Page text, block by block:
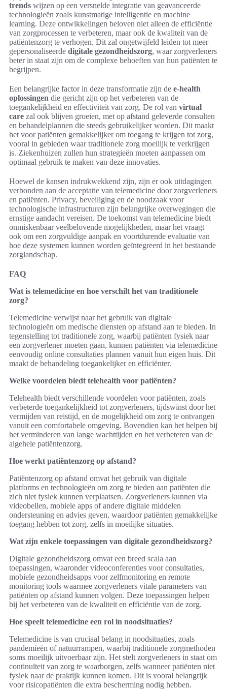
trends wijzen op een versnelde integratie van geavanceerde
technologieën zoals kunstmatige intelligentie en machine
learning. Deze ontwikkelingen beloven niet alleen de efficiëntie
van zorgprocessen te verbeteren, maar ook de kwaliteit van de
patiëntenzorg te verhogen. Dit zal ongetwijfeld leiden tot meer
gepersonaliseerde digitale gezondheidszorg, waar zorgverleners
beter in staat zijn om de complexe behoeften van hun patiënten te
begrijpen.
Een belangrijke factor in deze transformatie zijn de e-health
oplossingen die gericht zijn op het verbeteren van de
toegankelijkheid en effectiviteit van zorg. De rol van virtual
care zal ook blijven groeien, met op afstand geleverde consulten
en behandelplannen die steeds gebruikelijker worden. Dit maakt
het voor patiënten gemakkelijker om toegang te krijgen tot zorg,
vooral in gebieden waar traditionele zorg moeilijk te verkrijgen
is. Ziekenhuizen zullen hun strategieën moeten aanpassen om
optimaal gebruik te maken van deze innovaties.
Hoewel de kansen indrukwekkend zijn, zijn er ook uitdagingen
verbonden aan de acceptatie van telemedicine door zorgverleners
en patiënten. Privacy, beveiliging en de noodzaak voor
technologische infrastructuren zijn belangrijke overwegingen die
ernstige aandacht vereisen. De toekomst van telemedicine biedt
onmiskenbaar veelbelovende mogelijkheden, maar het vraagt
ook om een zorgvuldige aanpak en voortdurende evaluatie van
hoe deze systemen kunnen worden geïntegreerd in het bestaande
zorglandschap.
FAQ
Wat is telemedicine en hoe verschilt het van traditionele
zorg?
Telemedicine verwijst naar het gebruik van digitale
technologieën om medische diensten op afstand aan te bieden. In
tegenstelling tot traditionele zorg, waarbij patiënten fysiek naar
een zorgverlener moeten gaan, kunnen patiënten via telemedicine
eenvoudig online consultaties plannen vanuit hun eigen huis. Dit
maakt de behandeling toegankelijker en efficiënter.
Welke voordelen biedt telehealth voor patiënten?
Telehealth biedt verschillende voordelen voor patiënten, zoals
verbeterde toegankelijkheid tot zorgverleners, tijdswinst door het
vermijden van reistijd, en de mogelijkheid om zorg te ontvangen
vanuit een comfortabele omgeving. Bovendien kan het helpen bij
het verminderen van lange wachttijden en het verbeteren van de
algehele patiëntenzorg.
Hoe werkt patiëntenzorg op afstand?
Patiëntenzorg op afstand omvat het gebruik van digitale
platforms en technologieën om zorg te bieden aan patiënten die
zich niet fysiek kunnen verplaatsen. Zorgverleners kunnen via
videobellen, mobiele apps of andere digitale middelen
ondersteuning en advies geven, waardoor patiënten gemakkelijke
toegang hebben tot zorg, zelfs in moeilijke situaties.
Wat zijn enkele toepassingen van digitale gezondheidszorg?
Digitale gezondheidszorg omvat een breed scala aan
toepassingen, waaronder videoconferenties voor consultaties,
mobiele gezondheidsapps voor zelfmonitoring en remote
monitoring tools waarmee zorgverleners vitale parameters van
patiënten op afstand kunnen volgen. Deze toepassingen helpen
bij het verbeteren van de kwaliteit en efficiëntie van de zorg.
Hoe speelt telemedicine een rol in noodsituaties?
Telemedicine is van cruciaal belang in noodsituaties, zoals
pandemieën of natuurrampen, waarbij traditionele zorgmethoden
soms moeilijk uitvoerbaar zijn. Het stelt zorgverleners in staat om
continuïteit van zorg te waarborgen, zelfs wanneer patiënten niet
fysiek naar de praktijk kunnen komen. Dit is vooral belangrijk
voor risicopatiënten die extra bescherming nodig hebben.